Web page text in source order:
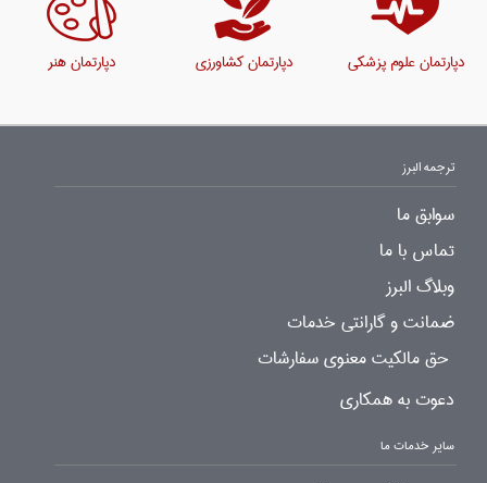
دپارتمان علوم پزشکی دپارتمان کشاورزی دپارتمان هنر
ترجمه البرز
سوابق ما
تماس با ما
وبلاگ البرز
ضمانت و گارانتی خدمات
حق مالکیت معنوی سفارشات
دعوت به همکاری
سایر خدمات ما